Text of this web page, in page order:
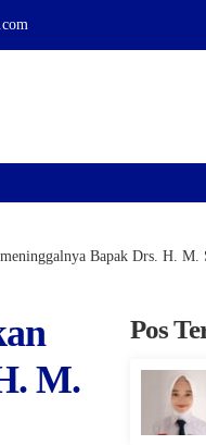
Bapak Drs. H. M.
M.
Pos